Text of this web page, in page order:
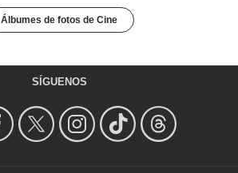
Álbumes de fotos de Cine
SÍGUENOS